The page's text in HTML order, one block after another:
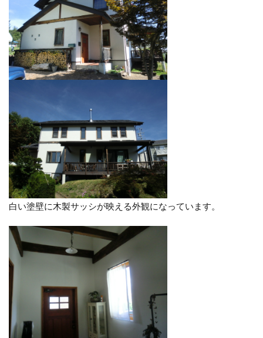
白い塗壁に木製サッシが映える外観になっています。